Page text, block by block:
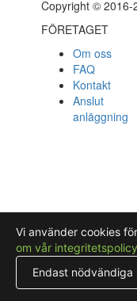
Copyright © 2016-
FÖRETAGET
Om oss
FAQ
Kontakt
Anslut
anläggning
Vi använder cookies
om vår integritetspolicy
Endast nödvändiga